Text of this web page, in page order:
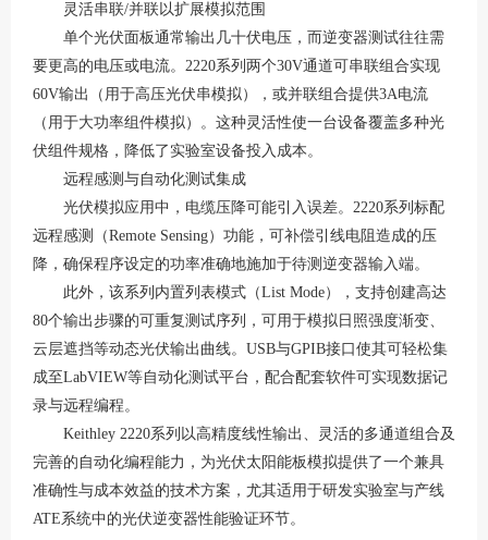
灵活串联/并联以扩展模拟范围
单个光伏面板通常输出几十伏电压，而逆变器测试往往需
要更高的电压或电流。 2220系列两个30V通道可串联组合实现
60V输出（用于高压光伏串模拟），或并联组合提供3A电流
（用于大功率组件模拟） 。这种灵活性使一台设备覆盖多种光
伏组件规格，降低了实验室设备投入成本。
远程感测与自动化测试集成
光伏模拟应用中，电缆压降可能引入误差。 2220系列标配
远程感测（Remote Sensing）功能，可补偿引线电阻造成的压
降，确保程序设定的功率准确地施加于待测逆变器输入端。
此外，该系列内置列表模式（List Mode），支持创建高达
80个输出步骤的可重复测试序列，可用于模拟日照强度渐变、
云层遮挡等动态光伏输出曲线。 USB与GPIB接口使其可轻松集
成至LabVIEW等自动化测试平台，配合配套软件可实现数据记
录与远程编程。
Keithley 2220系列以高精度线性输出、灵活的多通道组合及
完善的自动化编程能力，为光伏太阳能板模拟提供了一个兼具
准确性与成本效益的技术方案，尤其适用于研发实验室与产线
ATE系统中的光伏逆变器性能验证环节。